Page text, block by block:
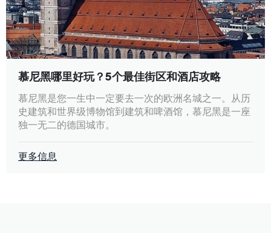
慕尼黑哪里好玩？5个最佳街区和酒店攻略
慕尼黑是您一生中一定要去一次的欧洲名城之一。从历
史建筑和世界级博物馆到建筑和啤酒馆，慕尼黑是一座
独一无二的德国城市。
更多信息